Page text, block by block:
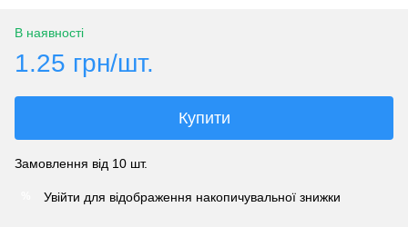
В наявності
1.25 грн/шт.
Купити
Замовлення від 10 шт.
Увійти для відображення накопичувальної знижки